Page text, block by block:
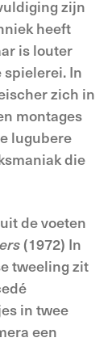
zijn
heeft
is louter
In
zich in
montages
lugubere
die
de voeten
(1972) In
tweeling zit
in twee
een